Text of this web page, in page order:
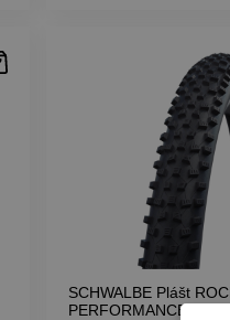
SCHWALBE Plášt
PERFORMANCE